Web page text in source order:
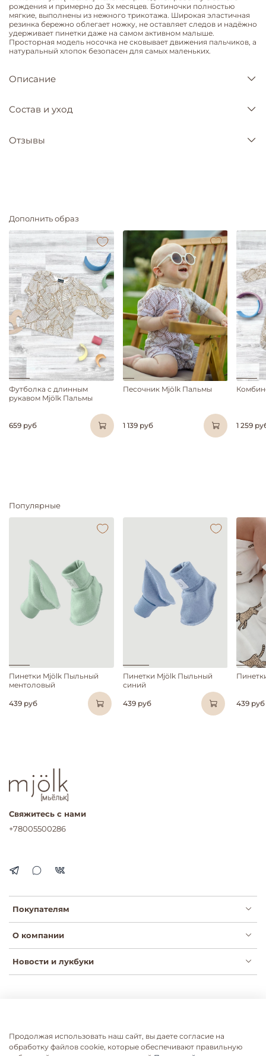
рождения и примерно до 3х месяцев. Ботиночки полностью
мягкие, выполнены из нежного трикотажа. Широкая эластичная
резинка бережно облегает ножку, не оставляет следов и надёжно
удерживает пинетки даже на самом активном малыше.
Просторная модель носочка не сковывает движения пальчиков, а
натуральный хлопок безопасен для самых маленьких.
Описание
Состав и уход
Отзывы
Дополнить образ
Футболка с длинным
рукавом Mjölk Пальмы
659 руб
Песочник Mjölk Пальмы
1 139 руб 1 259
Популярные
Пинетки Mjölk Пыльный
ментоловый
439 руб
Пинетки Mjölk Пыльный
синий
439 руб 439 руб
Покупателям
О компании
Новости и лукбуки
Свяжитесь с нами
+78005500286
Согласие на рассылки
Согласие на обработку ПДН
Продолжая использовать наш сайт, вы даете согласие на
обработку файлов cookie, которые обеспечивают правильную